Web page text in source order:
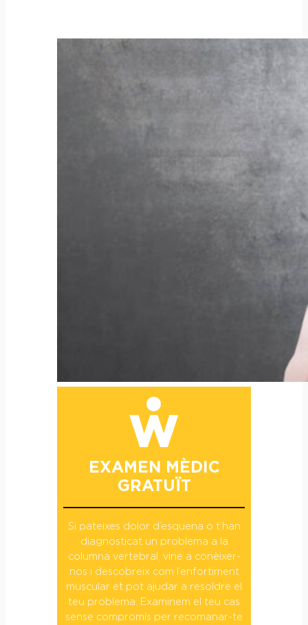
EXAMEN MÈDIC
GRATUÏT
Si pateixes dolor d’esquena o t’han
diagnosticat un problema a la
columna vertebral, vine a conèixer-
nos i descobreix com l’enfortiment
muscular et pot ajudar a resoldre el
teu problema. Examinem el teu cas
sense compromís per recomanar-te